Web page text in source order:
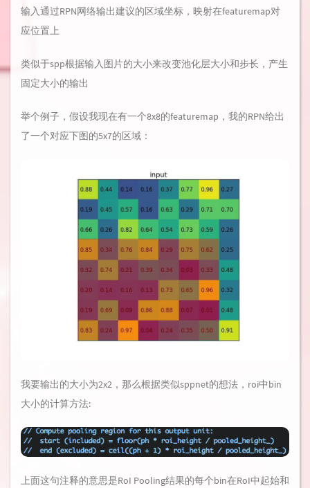
输入通过RPN网络输出建议的区域坐标，映射在featuremap对
应位置上
类似于spp根据输入图片的大小来改变池化层大小和步长，产生
固定大小的输出
举个例子，假设我现在有一个8x8的featuremap，我的RPN给出
了一个对应下图的5x7的区域：
我要输出的大小为2x2，那么根据类似sppnet的想法，roi中bin
大小的计算方法:
上面这句注释的意思是RoI Pooling结果的每个bin在RoI中起始和